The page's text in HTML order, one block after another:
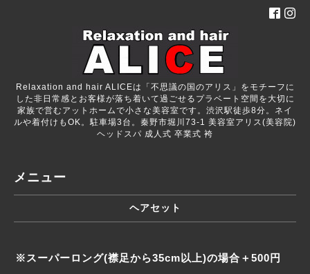
Relaxation and hair ALICEは「不思議の国のアリス」をモチーフに
した非日常感とお客様が落ち着いて過ごせるプラベート空間を大切に
家族で営むアットホームで小さな美容室です。渋沢駅徒歩8分。ネイ
ルや着付けもOK。駐車場3台。秦野市堀川73-1 美容室アリス(美容院)
ヘッドスパ 成人式 卒業式 袴
メニュー
ヘアセット
※スーパーロング(襟足から35cm以上)の場合＋500円